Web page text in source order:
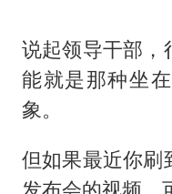
说起领导干部，
能就是那种坐
象。
但如果最近你刷